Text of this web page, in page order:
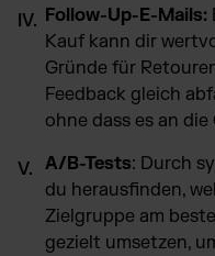
Follow-Up-E-Mails:
Kauf kann dir
Gründe für
Feedback gleich
ohne dass es an
A/B-Tests: Durch
du herausfinden,
Zielgruppe am
gezielt umsetzen,